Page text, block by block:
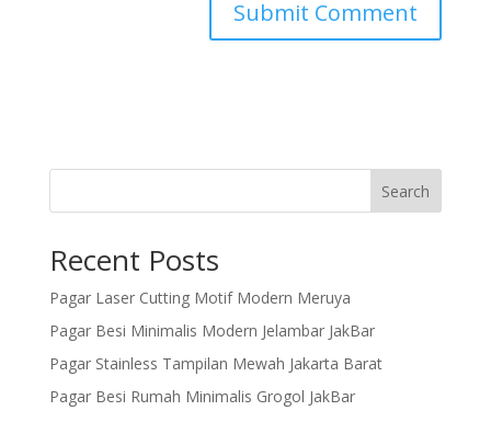
Search
Recent Posts
Pagar Laser Cutting Motif Modern Meruya
Pagar Besi Minimalis Modern Jelambar JakBar
Pagar Stainless Tampilan Mewah Jakarta Barat
Pagar Besi Rumah Minimalis Grogol JakBar